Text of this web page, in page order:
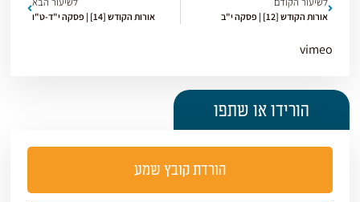
אורות הקודש [12] | פסקה י"ב אורות הקודש [14] | פסקה י"ד-ט"ו
vimeo
הורידו או שתפו
הורדת קובץ שמע